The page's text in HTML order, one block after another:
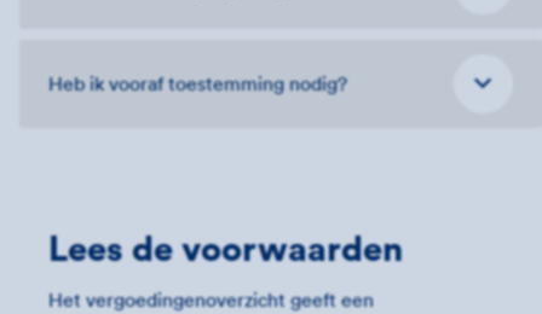
Heb ik vooraf toestemming nodig?
Lees de voorwaarden
Het vergoedingenoverzicht geeft een